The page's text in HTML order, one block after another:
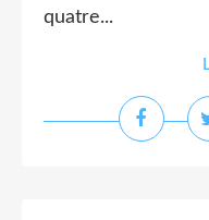
quatre...